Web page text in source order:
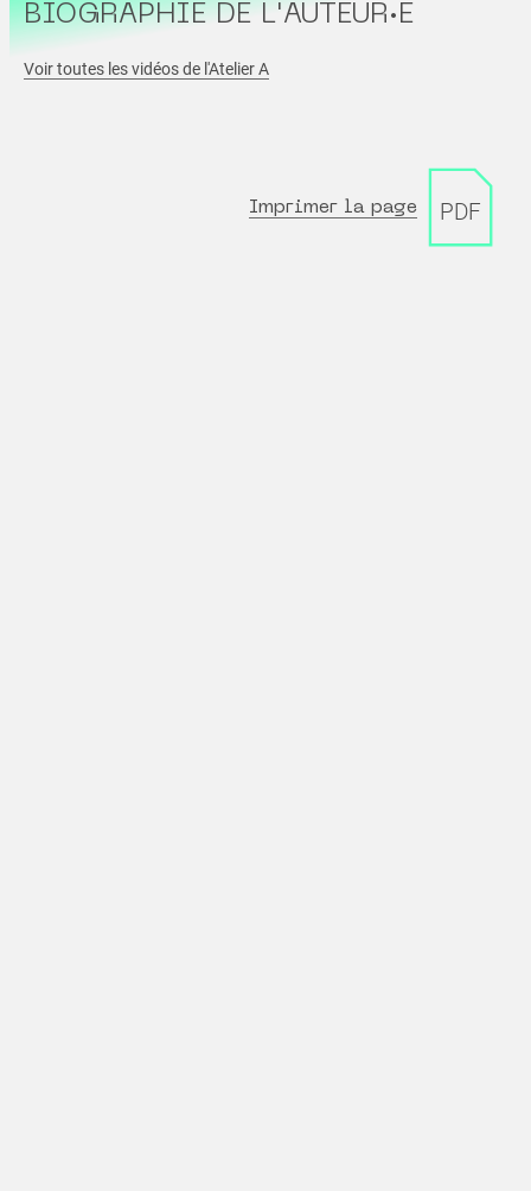
BIOGRAPHIE DE L'AUTEUR·E
Voir toutes les vidéos de l'Atelier A
Imprimer la page PDF